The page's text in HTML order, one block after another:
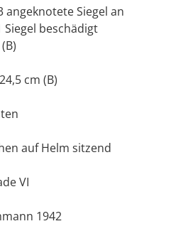
angeknotete Siegel an
Siegel beschädigt
cm (B)
auf Helm sitzend
VI
1942